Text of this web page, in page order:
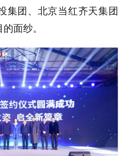
集团、北京当红齐天集团
面纱。